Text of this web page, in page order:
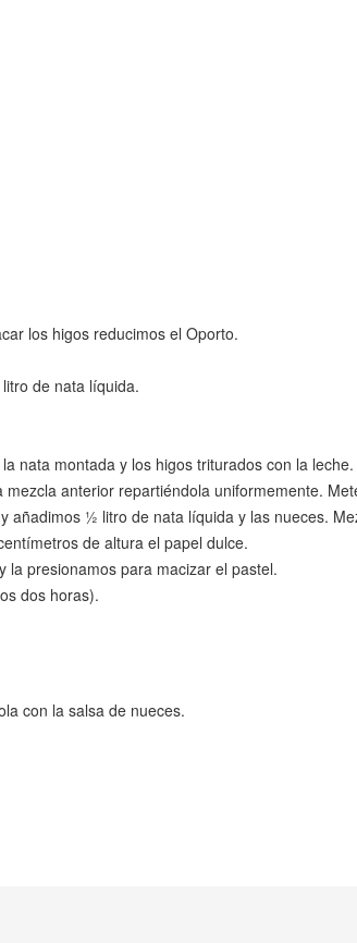
los higos reducimos el Oporto.
de nata líquida.
nata montada y los higos triturados con la leche.
anterior repartiéndola uniformemente.
½ litro de nata líquida y las nueces.
de altura el papel dulce.
presionamos para macizar el pastel.
dos horas).
con la salsa de nueces.